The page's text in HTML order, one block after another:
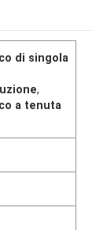
di singola
,
a tenuta